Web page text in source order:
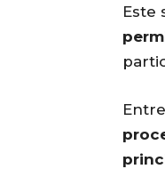
Este